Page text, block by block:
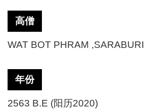
高僧
WAT BOT PHRAM ,SARABURI
年份
2563 B.E (阳历2020)